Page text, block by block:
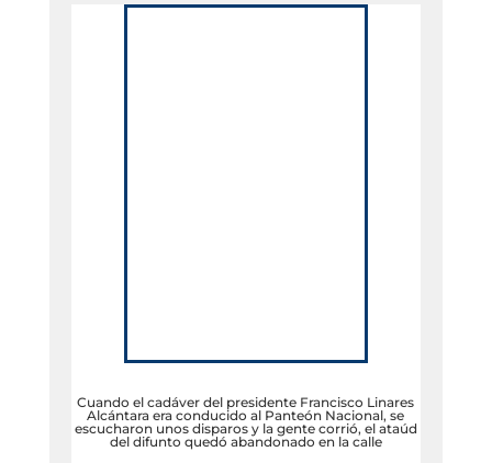
Cuando el cadáver del presidente Francisco Linares
Alcántara era conducido al Panteón Nacional, se
escucharon unos disparos y la gente corrió, el ataúd
del difunto quedó abandonado en la calle